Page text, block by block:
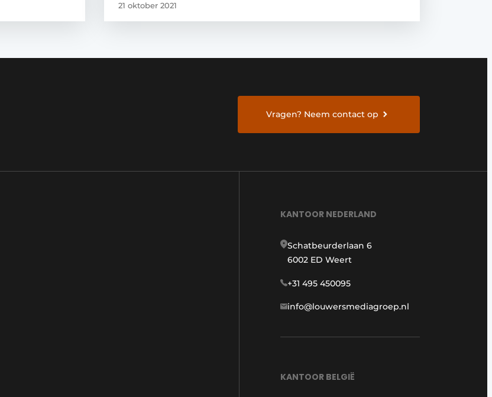
21 oktober 2021
Vragen? Neem contact op
KANTOOR NEDERLAND
Schatbeurderlaan 6
6002 ED Weert
+31 495 450095
info@louwersmediagroep.nl
KANTOOR BELGIË